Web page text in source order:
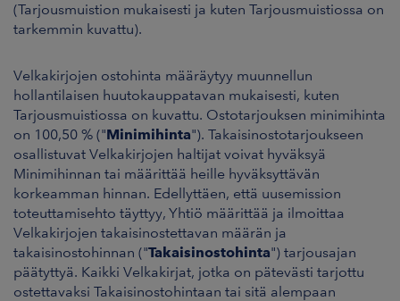
(Tarjousmuistion mukaisesti ja kuten Tarjousmuistiossa on
tarkemmin kuvattu).
Velkakirjojen ostohinta määräytyy muunnellun
hollantilaisen huutokauppatavan mukaisesti, kuten
Tarjousmuistiossa on kuvattu. Ostotarjouksen minimihinta
on 100,50 % ("Minimihinta"). Takaisinostotarjoukseen
osallistuvat Velkakirjojen haltijat voivat hyväksyä
Minimihinnan tai määrittää heille hyväksyttävän
korkeamman hinnan. Edellyttäen, että uusemission
toteuttamisehto täyttyy, Yhtiö määrittää ja ilmoittaa
Velkakirjojen takaisinostettavan määrän ja
takaisinostohinnan ("Takaisinostohinta") tarjousajan
päätyttyä. Kaikki Velkakirjat, jotka on pätevästi tarjottu
ostettavaksi Takaisinostohintaan tai sitä alempaan